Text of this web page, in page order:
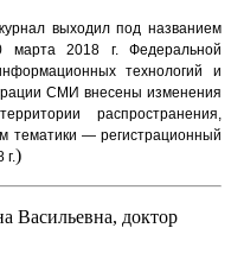
выходил под названием
марта 2018 г. Федеральной
технологий и
СМИ внесены изменения
распространения,
тематики — регистрационный
)
Васильевна, доктор